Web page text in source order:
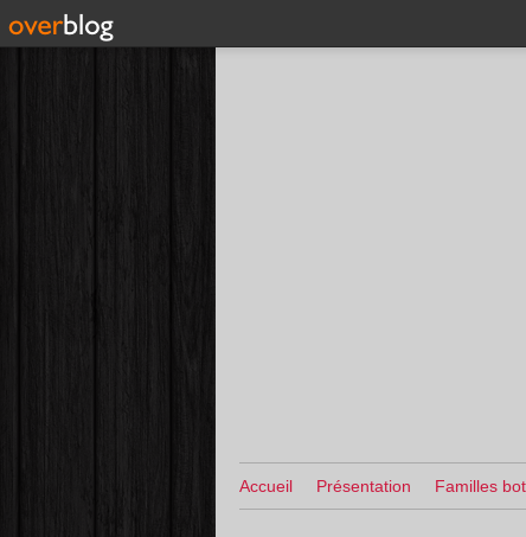
Accueil Présentation Familles